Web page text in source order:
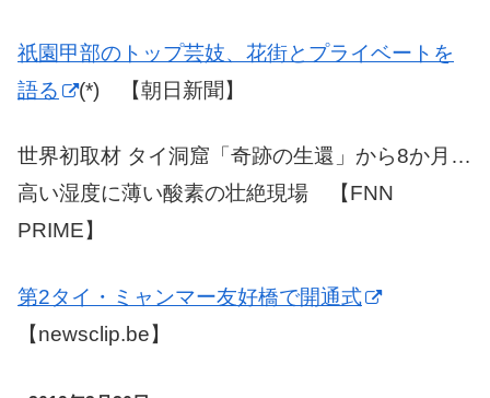
祇園甲部のトップ芸妓、花街とプライベートを
語る
(*) 【朝日新聞】
世界初取材 タイ洞窟「奇跡の生還」から8か月…
高い湿度に薄い酸素の壮絶現場 【FNN
PRIME】
第2タイ・ミャンマー友好橋で開通式
【newsclip.be】